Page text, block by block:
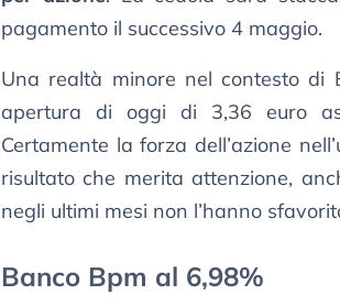
pagamento il successivo 4 maggio.
Una realtà minore nel contesto di
apertura di oggi di 3,36 euro
Certamente la forza dell’azione
risultato che merita attenzione,
negli ultimi mesi non l’hanno
Banco Bpm al 6,98%